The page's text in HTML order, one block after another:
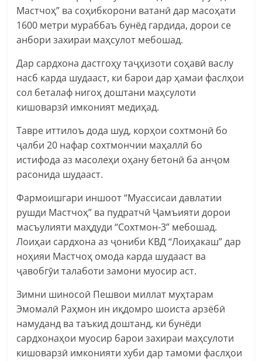
Мастчоҳ” ва соҳибкорони ватанӣ дар масоҳати
1600 метри мураббаъ бунёд гардида, дорои се
анбори захираи маҳсулот мебошад.
Дар сардхона дастгоҳу таҷҳизоти соҳавӣ васлу
насб карда шудааст, ки барои дар ҳамаи фаслҳои
сол беталаф нигоҳ доштани маҳсулоти
кишоварзӣ имконият медиҳад.
Тавре иттилоъ дода шуд, корҳои сохтмонӣ бо
ҷалби 20 нафар сохтмончии маҳаллӣ бо
истифода аз масолеҳи оҳану бетонӣ ба анҷом
расонида шудааст.
Фармоишгари иншоот “Муассисаи давлатии
рушди Мастчоҳ” ва пудратчӣ Ҷамъияти дорои
масъулияти маҳдуди “Сохтмон-3” мебошад.
Лоиҳаи сардхона аз ҷониби КВД “Лоиҳакаш” дар
ноҳияи Мастчоҳ омода карда шудааст ва
ҷавобгӯи талаботи замони муосир аст.
Зимни шиносоӣ Пешвои миллат муҳтарам
Эмомалӣ Раҳмон ин иқдомро шоиста арзёбӣ
намуданд ва таъкид доштанд, ки бунёди
сардхонаҳои муосир барои захираи маҳсулоти
кишоварзӣ имконияти хуби дар тамоми фаслҳои